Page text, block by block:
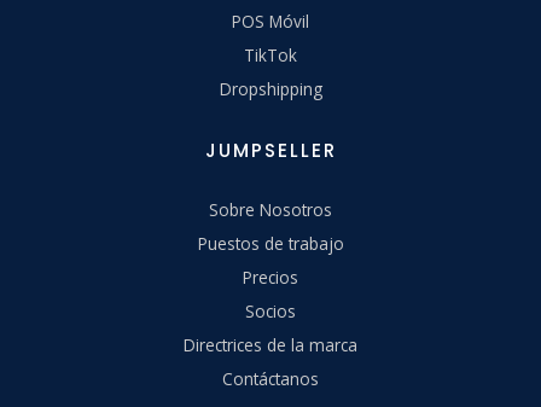
POS Móvil
TikTok
Dropshipping
JUMPSELLER
Sobre Nosotros
Puestos de trabajo
Precios
Socios
Directrices de la marca
Contáctanos